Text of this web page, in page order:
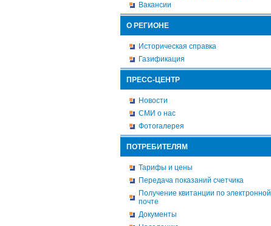
Вакансии
О РЕГИОНЕ
Историческая справка
Газификация
ПРЕСС-ЦЕНТР
Новости
СМИ о нас
Фотогалерея
ПОТРЕБИТЕЛЯМ
Тарифы и цены
Передача показаний счетчика
Получение квитанции по электронной
почте
Документы